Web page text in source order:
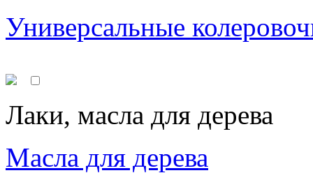
Универсальные
Лаки, масла для дерева
Масла для дерева